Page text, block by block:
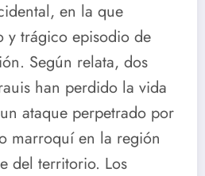
en la que
y trágico episodio de
Según relata, dos
han perdido la vida
ataque perpetrado por
marroquí en la región
del territorio. Los